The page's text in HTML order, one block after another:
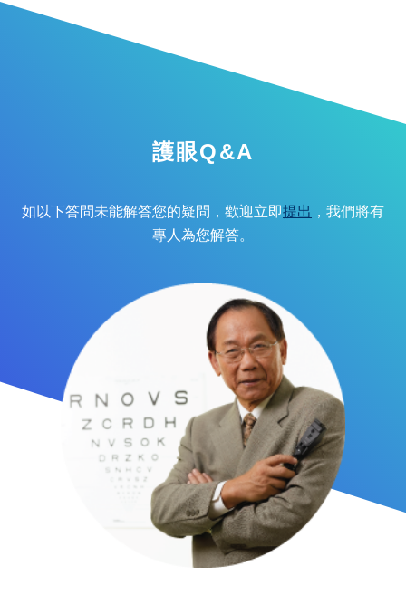
護眼Q&A
如以下答問未能解答您的疑問，歡迎立即提出 ，我們將有
專人為您解答。